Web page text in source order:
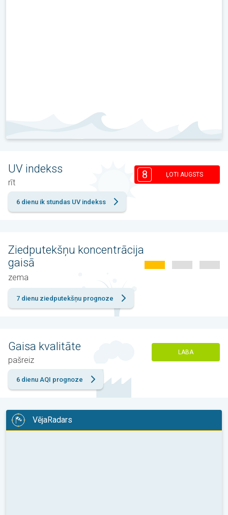
UV indekss
rīt
8 ĻOTI AUGSTS
6 dienu ik stundas UV indekss
Ziedputekšņu koncentrācija
gaisā
zema
7 dienu ziedputekšņu prognoze
Gaisa kvalitāte
pašreiz
LABA
6 dienu AQI prognoze
VējaRadars